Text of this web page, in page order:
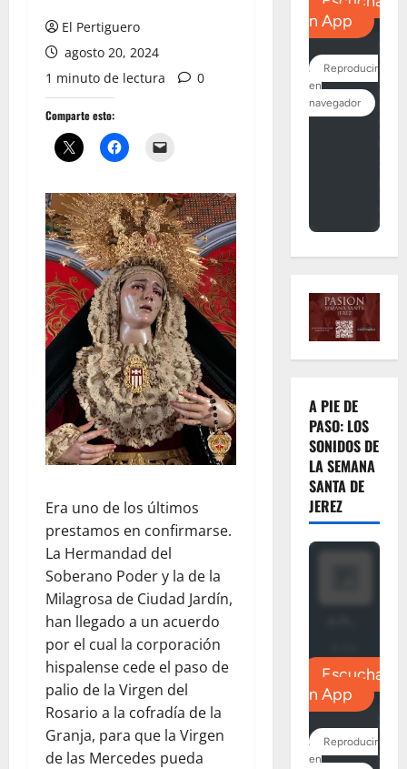
El Pertiguero
agosto 20, 2024
1 minuto de lectura
0
Comparte esto:
Era uno de los últimos
prestamos en confirmarse.
La Hermandad del
Soberano Poder y la de la
Milagrosa de Ciudad Jardín,
han llegado a un acuerdo
por el cual la corporación
hispalense cede el paso de
palio de la Virgen del
Rosario a la cofradía de la
Granja, para que la Virgen
de las Mercedes pueda
A PIE DE
PASO: LOS
SONIDOS DE
LA SEMANA
SANTA DE
JEREZ